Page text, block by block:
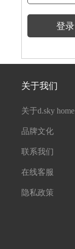
登录
关于我们
关于d.sky home
品牌文化
联系我们
在线客服
隐私政策